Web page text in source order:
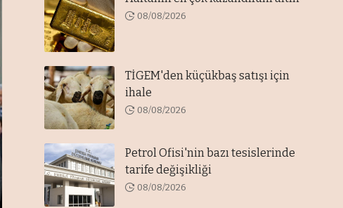
08/08/2026
TİGEM'den küçükbaş satışı için
ihale
08/08/2026
Petrol Ofisi'nin bazı tesislerinde
tarife değişikliği
08/08/2026